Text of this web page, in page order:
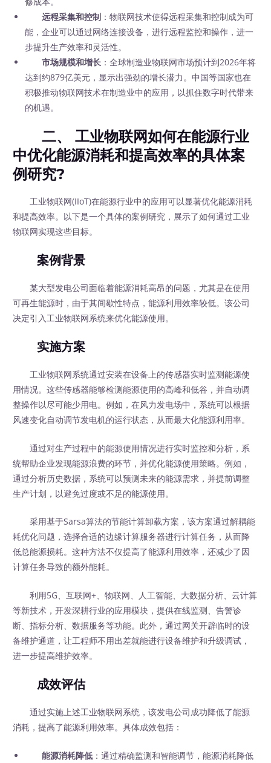
远程采集和控制 ：物联网技术使得远程采集和控制成为可
能，企业可以通过网络连接设备，进行远程监控和操作，进一
步提升生产效率和灵活性。
市场规模和增长 ：全球制造业物联网市场预计到2026年将
达到约879亿美元，显示出强劲的增长潜力。中国等国家也在
积极推动物联网技术在制造业中的应用，以抓住数字时代带来
的机遇。
二、 工业物联网如何在能源行业
中优化能源消耗和提高效率的具体案
例研究?
工业物联网(IIoT)在能源行业中的应用可以显著优化能源消耗
和提高效率。以下是一个具体的案例研究，展示了如何通过工业
物联网实现这些目标。
案例背景
某大型发电公司面临着能源消耗高昂的问题，尤其是在使用
可再生能源时，由于其间歇性特点，能源利用效率较低。该公司
决定引入工业物联网系统来优化能源使用。
实施方案
工业物联网系统通过安装在设备上的传感器实时监测能源使
用情况。这些传感器能够检测能源使用的高峰和低谷，并自动调
整操作以尽可能少用电。例如，在风力发电场中，系统可以根据
风速变化自动调节发电机的运行状态，从而最大化能源利用率。
通过对生产过程中的能源使用情况进行实时监控和分析，系
统帮助企业发现能源浪费的环节，并优化能源使用策略。例如，
通过分析历史数据，系统可以预测未来的能源需求，并提前调整
生产计划，以避免过度或不足的能源使用。
采用基于Sarsa算法的节能计算卸载方案，该方案通过解耦能
耗优化问题，选择合适的边缘计算服务器进行计算任务，从而降
低总能源损耗。这种方法不仅提高了能源利用效率，还减少了因
计算任务导致的额外能耗。
利用5G、互联网+、物联网、人工智能、大数据分析、云计算
等新技术，开发深耕行业的应用模块，提供在线监测、告警诊
断、指标分析、数据服务等功能。此外，通过网关开辟临时的设
备维护通道，让工程师不用出差就能进行设备维护和升级调试，
进一步提高维护效率。
成效评估
通过实施上述工业物联网系统，该发电公司成功降低了能源
消耗，提高了能源利用效率。具体成效包括：
能源消耗降低 ：通过精确监测和智能调节，能源消耗降低